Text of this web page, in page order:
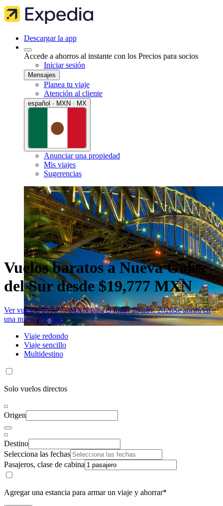
Descargar la app
Accede a ahorros al instante con los Precios para socios
Iniciar sesión
Mensajes
Planea tu viaje
Atención al cliente
español · MXN · MX
Anunciar una propiedad
Mis viajes
Sugerencias
Vuelos baratos a Nueva Gales
del Sur desde $19,777 MXN
Ver vuelo a $19,777 MXN para el lunes 23 nov. 2026Se abrirá en
una nueva ventana
Viaje redondo
Viaje sencillo
Multidestino
Solo vuelos directos
Origen
Destino
Selecciona las fechas
Pasajeros, clase de cabina
Agregar una estancia para armar un viaje y ahorrar*